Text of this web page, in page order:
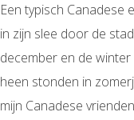
Een typisch Canadese
in zijn slee door de
december en de
heen stonden in
mijn Canadese